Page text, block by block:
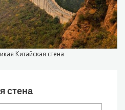
Китайская стена
стена